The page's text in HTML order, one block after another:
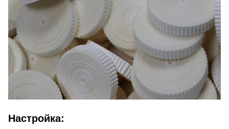
Настройка: